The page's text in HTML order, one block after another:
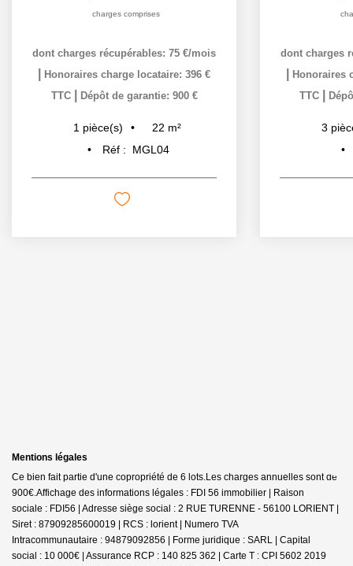
charges comprises
dont charges récupérables: 75 €/mois
Honoraires charge locataire: 396 €
TTC
Dépôt de garantie: 900 €
1 pièce(s) 22 m²
Réf :
MGL04
dont charges
Honoraires
TTC
3
Mentions légales
Ce bien fait partie d'une copropriété de 6 lots.Les charges annuelles sont de
900€.Affichage des informations légales : FDI 56 immobilier | Raison
sociale : FDI56 | Adresse siège social : 2 RUE TURENNE - 56100 LORIENT |
Siret : 87909285600019 | RCS : lorient | Numero TVA
Intracommunautaire : 94879092856 | Forme juridique : SARL | Capital
social : 10 000€ | Assurance RCP : 140 825 362 | Carte T : CPI 5602 2019